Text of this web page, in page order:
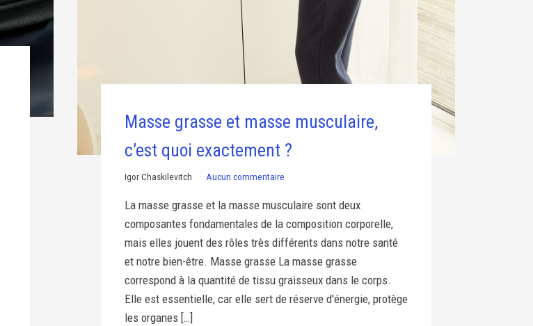
Masse grasse et masse musculaire,
c’est quoi exactement ?
Igor Chaskilevitch Aucun commentaire
La masse grasse et la masse musculaire sont deux
composantes fondamentales de la composition corporelle,
mais elles jouent des rôles très différents dans notre santé
et notre bien-être. Masse grasse La masse grasse
correspond à la quantité de tissu graisseux dans le corps.
Elle est essentielle, car elle sert de réserve d'énergie, protège
les organes […]